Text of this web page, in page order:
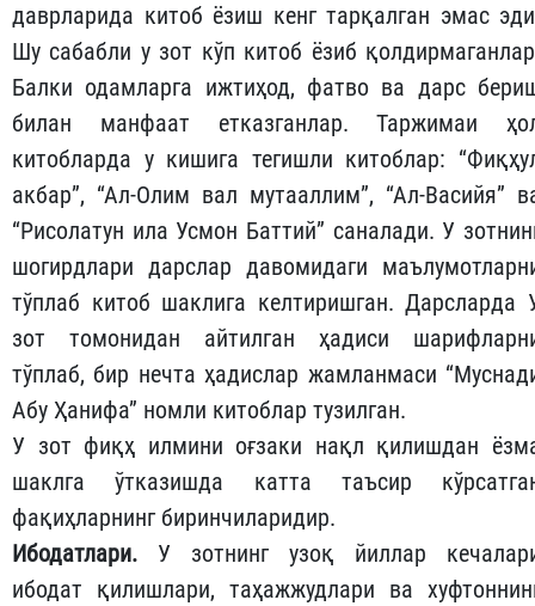
даврларида китоб ёзиш кенг тарқалган эмас
Шу сабабли у зот кўп китоб ёзиб
Балки одамларга ижтиҳод, фатво ва дарс
билан манфаат етказганлар. Таржимаи
китобларда у кишига тегишли китоблар:
акбар”, “Ал-Олим вал мутааллим”, “Ал-Васийя”
“Рисолатун ила Усмон Баттий” саналади. У
шогирдлари дарслар давомидаги
тўплаб китоб шаклига келтиришган. Дарсларда
зот томонидан айтилган ҳадиси
тўплаб, бир нечта ҳадислар жамланмаси
Абу Ҳанифа” номли китоблар тузилган.
У зот фиқҳ илмини оғзаки нақл қилишдан
шаклга ўтказишда катта таъсир
фақиҳларнинг биринчиларидир.
Ибодатлари. У зотнинг узоқ йиллар
ибодат қилишлари, таҳажжудлари ва